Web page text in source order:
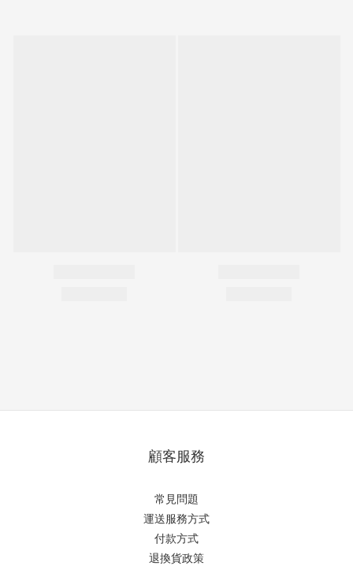
顧客服務
常見問題
運送服務方式
付款方式
退換貨政策